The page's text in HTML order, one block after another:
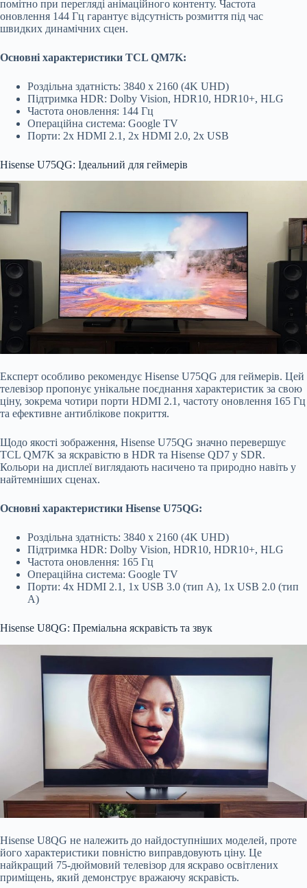
помітно при перегляді анімаційного контенту. Частота
оновлення 144 Гц гарантує відсутність розмиття під час
швидких динамічних сцен.
Основні характеристики TCL QM7K:
Роздільна здатність: 3840 x 2160 (4K UHD)
Підтримка HDR: Dolby Vision, HDR10, HDR10+, HLG
Частота оновлення: 144 Гц
Операційна система: Google TV
Порти: 2x HDMI 2.1, 2x HDMI 2.0, 2x USB
Hisense U75QG: Ідеальний для геймерів
Експерт особливо рекомендує Hisense U75QG для геймерів. Цей
телевізор пропонує унікальне поєднання характеристик за свою
ціну, зокрема чотири порти HDMI 2.1, частоту оновлення 165 Гц
та ефективне антиблікове покриття.
Щодо якості зображення, Hisense U75QG значно перевершує
TCL QM7K за яскравістю в HDR та Hisense QD7 у SDR.
Кольори на дисплеї виглядають насичено та природно навіть у
найтемніших сценах.
Основні характеристики Hisense U75QG:
Роздільна здатність: 3840 x 2160 (4K UHD)
Підтримка HDR: Dolby Vision, HDR10, HDR10+, HLG
Частота оновлення: 165 Гц
Операційна система: Google TV
Порти: 4x HDMI 2.1, 1x USB 3.0 (тип A), 1x USB 2.0 (тип
A)
Hisense U8QG: Преміальна яскравість та звук
Hisense U8QG не належить до найдоступніших моделей, проте
його характеристики повністю виправдовують ціну. Це
найкращий 75-дюймовий телевізор для яскраво освітлених
приміщень, який демонструє вражаючу яскравість.